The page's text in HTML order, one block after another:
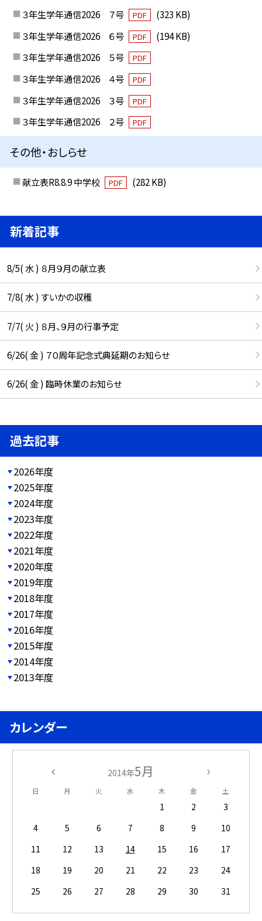
３年生学年通信2026 ７号 PDF
(323 KB)
３年生学年通信2026 ６号
PDF
(194 KB)
３年生学年通信2026 ５号
PDF
３年生学年通信2026 ４号 PDF
３年生学年通信2026 ３号 PDF
３年生学年通信2026 ２号 PDF
その他・おしらせ
献立表R8.8.9 中学校 PDF (282 KB)
新着記事
8/5( 水 ) ８月９月の献立表
7/8( 水 ) すいかの収穫
7/7( 火 ) ８月、９月の行事予定
6/26( 金 ) ７０周年記念式典延期のお知らせ
6/26( 金 ) 臨時休業のお知らせ
過去記事
2026年度
2025年度
2024年度
2023年度
2022年度
2021年度
2020年度
2019年度
2018年度
2017年度
2016年度
2015年度
2014年度
2013年度
カレンダー
2014年5月
日 月 火 水 木 金 土
1 2
3
4
5 6 7 8 9
10
11
12 13 14 15 16
17
18
19 20 21 22 23
24
25
26 27 28 29 30 31